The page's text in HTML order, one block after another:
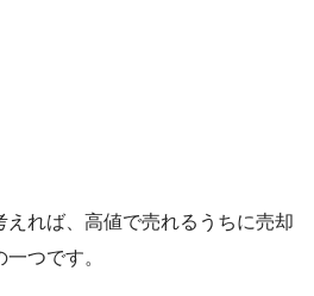
えれば、高値で売れるうちに売却
つです。